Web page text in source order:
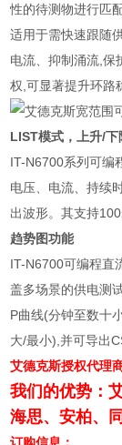
性的待测物进行匹
适用于需快速跟随
电流、抑制涌流,保
权,可显著提升环路
LIST模式，上升/下
IT-N6700系列可编
电压、电流、持续
出波形。其支持
趋势图功能
IT-N6700可编程直
盖多场景的供电测
P曲线(分钟至数十
大/最小),并可导出
艾德克斯授权代理
我们的优势：
海思、安柏、